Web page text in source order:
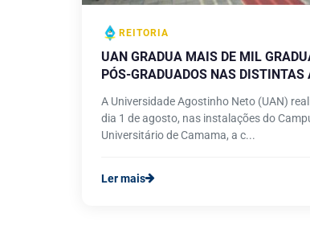
REITORIA
UAN GRADUA MAIS DE MIL
PÓS-GRADUADOS NAS DISTINTAS
A Universidade Agostinho Neto (UAN)
dia 1 de agosto, nas instalações do
Universitário de Camama, a c...
Ler mais